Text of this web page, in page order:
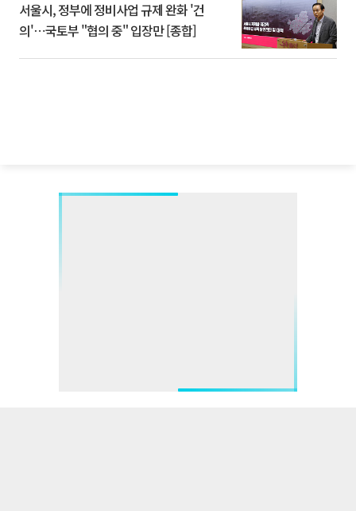
서울시, 정부에 정비사업 규제 완화 '건
의'⋯국토부 "협의 중" 입장만 [종합]